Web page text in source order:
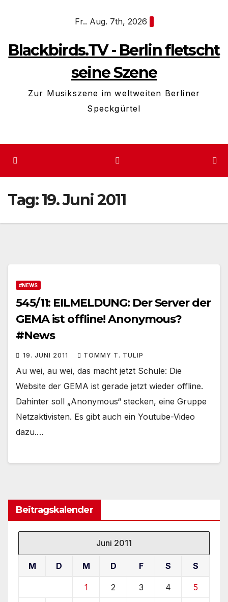
Fr.. Aug. 7th, 2026
Blackbirds.TV - Berlin fletscht
seine Szene
Zur Musikszene im weltweiten Berliner
Speckgürtel
Tag:19. Juni 2011
#NEWS
545/11: EILMELDUNG: Der Server der
GEMA ist offline! Anonymous?
#News
19. JUNI 2011 TOMMY T. TULIP
Au wei, au wei, das macht jetzt Schule: Die
Website der GEMA ist gerade jetzt wieder offline.
Dahinter soll „Anonymous“ stecken, eine Gruppe
Netzaktivisten. Es gibt auch ein Youtube-Video
dazu.…
Beitragskalender
Juni 2011
M D M D F S S
1 2 3 4 5